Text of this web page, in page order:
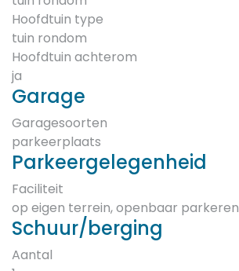
Hoofdtuin type
tuin rondom
Hoofdtuin achterom
ja
Garage
Garagesoorten
parkeerplaats
Parkeergelegenheid
Faciliteit
op eigen terrein, openbaar parkeren
Schuur/berging
Aantal